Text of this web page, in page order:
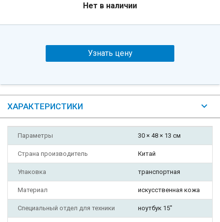
Нет в наличии
Узнать цену
ХАРАКТЕРИСТИКИ
Параметры 30 × 48 × 13 см
Страна производитель Китай
Упаковка транспортная
Материал искусственная кожа
Специальный отдел для техники ноутбук 15"